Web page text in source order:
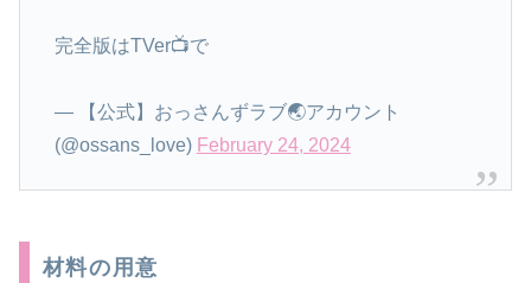
完全版はTVer📺で
— 【公式】おっさんずラブ🌏アカウント
(@ossans_love) February 24, 2024
材料の用意